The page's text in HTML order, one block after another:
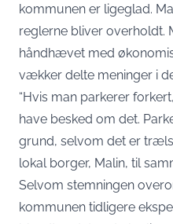
kommunen er ligeglad.
reglerne bliver overholdt.
håndhævet med
vækker delte meninger i
“Hvis man parkerer
have besked om det.
grund, selvom det er
lokal borger, Malin, til
Selvom stemningen
kommunen tidligere